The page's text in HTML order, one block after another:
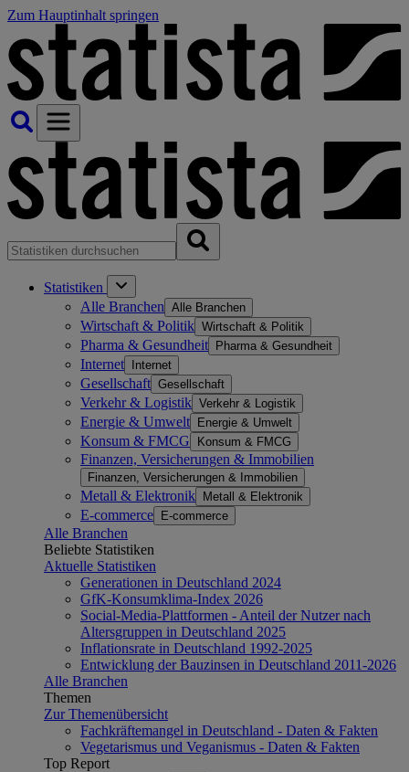
Zum Hauptinhalt springen
Statistiken
Alle Branchen Alle Branchen
Wirtschaft & Politik Wirtschaft & Politik
Pharma & Gesundheit Pharma & Gesundheit
Internet Internet
Gesellschaft Gesellschaft
Verkehr & Logistik Verkehr & Logistik
Energie & Umwelt Energie & Umwelt
Konsum & FMCG Konsum & FMCG
Finanzen, Versicherungen & Immobilien
Finanzen, Versicherungen & Immobilien
Metall & Elektronik Metall & Elektronik
E-commerce E-commerce
Alle Branchen
Beliebte Statistiken
Aktuelle Statistiken
Generationen in Deutschland 2024
GfK-Konsumklima-Index 2026
Social-Media-Plattformen - Anteil der Nutzer nach
Altersgruppen in Deutschland 2025
Inflationsrate in Deutschland 1992-2025
Entwicklung der Bauzinsen in Deutschland 2011-2026
Alle Branchen
Themen
Zur Themenübersicht
Fachkräftemangel in Deutschland - Daten & Fakten
Vegetarismus und Veganismus - Daten & Fakten
Top Report